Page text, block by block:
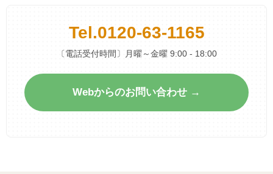
Tel.0120-63-1165
〔電話受付時間〕月曜～金曜 9:00 - 18:00
Webからのお問い合わせ →